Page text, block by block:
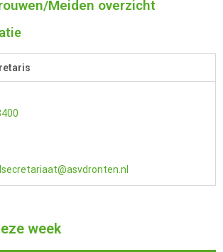
Meiden overzicht
week